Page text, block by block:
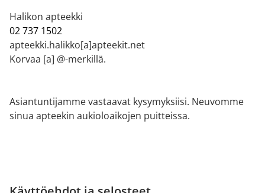
Halikon apteekki
02 737 1502
apteekki.halikko[a]apteekit.net
Korvaa [a] @-merkillä.
Asiantuntijamme vastaavat kysymyksiisi. Neuvomme
sinua apteekin aukioloaikojen puitteissa.